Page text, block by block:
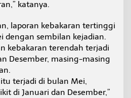
katanya.
laporan kebakaran tertinggi
dengan sembilan kejadian.
kebakaran terendah terjadi
Desember, masing-masing
terjadi di bulan Mei,
di Januari dan Desember,”